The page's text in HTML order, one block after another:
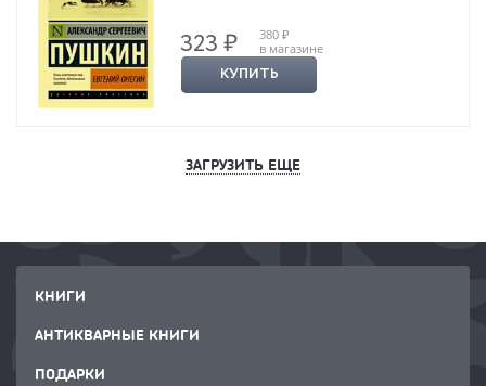
323 ₽
380 ₽
в магазине
КУПИТЬ
ЗАГРУЗИТЬ ЕЩЕ
КНИГИ
АНТИКВАРНЫЕ КНИГИ
ПОДАРКИ